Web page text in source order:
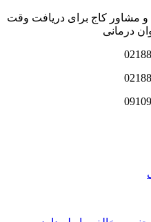
مشاور کاج برای دریافت وقت
درمانی